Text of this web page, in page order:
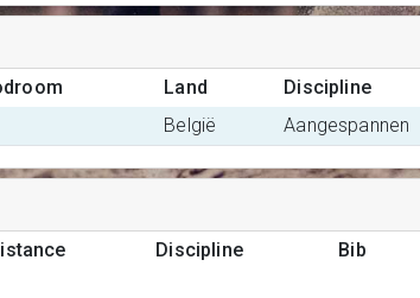
Land Discipline
België Aangespannen
Discipline Bib